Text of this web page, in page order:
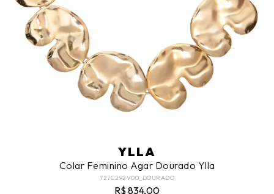
YLLA
Colar Feminino Agar Dourado Ylla
727C292V00_DOURADO
R$ 834,00